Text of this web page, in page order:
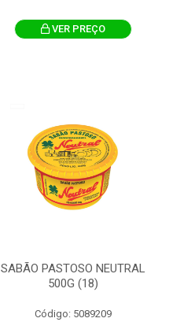
VER PREÇO
SABÃO PASTOSO NEUTRAL
500G (18)
Código: 5089209